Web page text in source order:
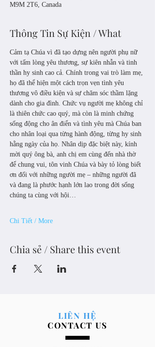
M9M 2T6, Canada
Thông Tin Sự Kiện / What
Cảm tạ Chúa vì đã tạo dựng nên người phụ nữ
với tấm lòng yêu thương, sự kiên nhẫn và tinh
thần hy sinh cao cả. Chính trong vai trò làm mẹ,
họ đã thể hiện một cách trọn vẹn tình yêu
thương vô điều kiện và sự chăm sóc thầm lặng
dành cho gia đình. Chức vụ người mẹ không chỉ
là thiên chức cao quý, mà còn là minh chứng
sống động cho ân điển và tình yêu mà Chúa ban
cho nhân loại qua từng hành động, từng hy sinh
hằng ngày của họ. Nhân dịp đặc biệt này, kính
mời quý ông bà, anh chị em cùng đến nhà thờ
để chung vui, tôn vinh Chúa và bày tỏ lòng biết
ơn đối với những người mẹ – những người đã
và đang là phước hạnh lớn lao trong đời sống
chúng ta cùng với hội…
Chi Tiết / More
Chia sẻ / Share this event
LIÊN HỆ
CONTACT US